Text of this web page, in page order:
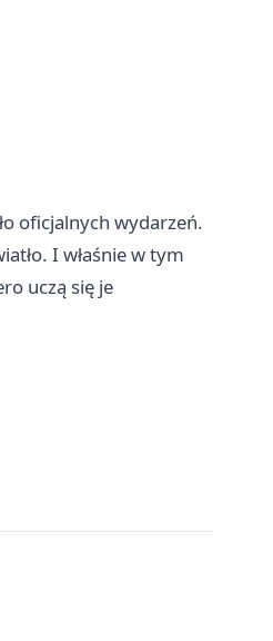
oficjalnych wydarzeń.
I właśnie w tym
uczą się je